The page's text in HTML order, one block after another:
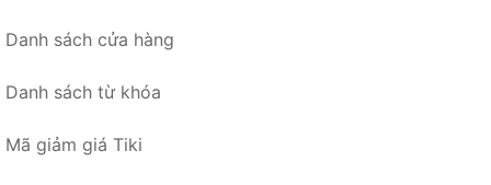
Danh sách cửa hàng
Danh sách từ khóa
Mã giảm giá Tiki